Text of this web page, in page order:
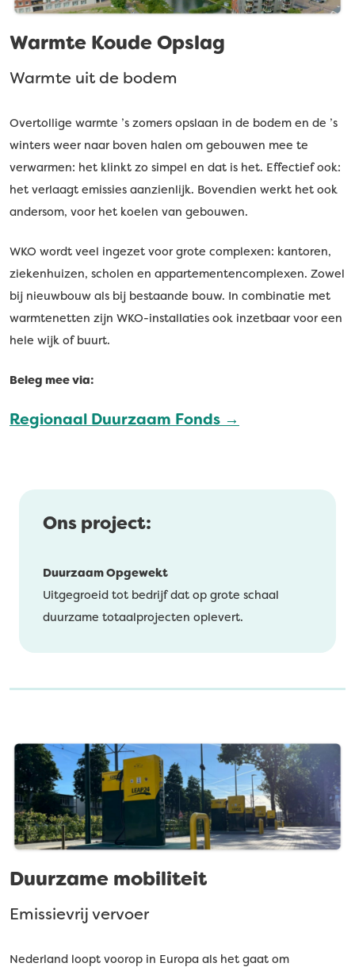
Warmte Koude Opslag
Warmte uit de bodem
Overtollige warmte ’s zomers opslaan in de bodem en de ’s
winters weer naar boven halen om gebouwen mee te
verwarmen: het klinkt zo simpel en dat is het. Effectief ook:
het verlaagt emissies aanzienlijk. Bovendien werkt het ook
andersom, voor het koelen van gebouwen.
WKO wordt veel ingezet voor grote complexen: kantoren,
ziekenhuizen, scholen en appartementencomplexen. Zowel
bij nieuwbouw als bij bestaande bouw. In combinatie met
warmtenetten zijn WKO-installaties ook inzetbaar voor een
hele wijk of buurt.
Beleg mee via:
Regionaal Duurzaam Fonds →
Ons project:
Duurzaam Opgewekt
Uitgegroeid tot bedrijf dat op grote schaal
duurzame totaalprojecten oplevert.
Duurzame mobiliteit
Emissievrij vervoer
Nederland loopt voorop in Europa als het gaat om